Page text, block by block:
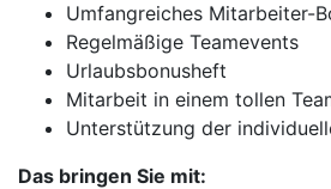
Umfangreiches Mitarbeiter-
Regelmäßige Teamevents
Urlaubsbonusheft
Mitarbeit in einem tollen
Unterstützung der
Das bringen Sie mit: